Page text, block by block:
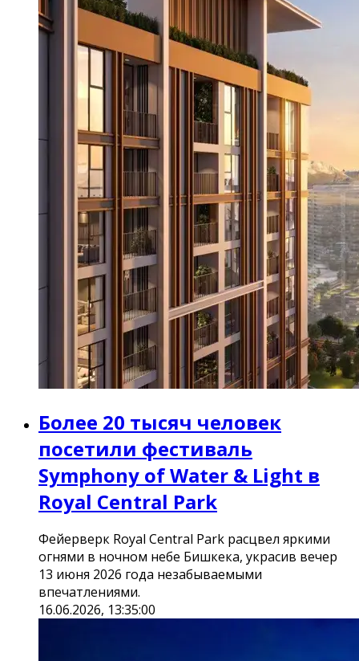
Более 20 тысяч человек
посетили фестиваль
Symphony of Water & Light в
Royal Central Park
Фейерверк Royal Central Park расцвел яркими
огнями в ночном небе Бишкека, украсив вечер
13 июня 2026 года незабываемыми
впечатлениями.
16.06.2026, 13:35:00